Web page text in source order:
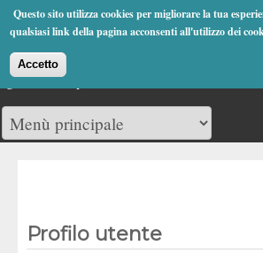
Questo sito utilizza cookies per migliorare la tua
qualsiasi link della pagina acconsenti all'utilizzo dei
Accetto
Jump to Navigation
Profilo utente